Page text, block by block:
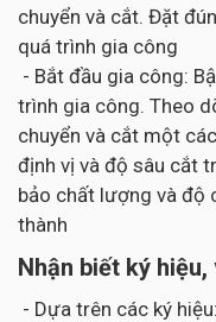
chuyển và cắt. Đặt
quá trình gia công
- Bắt đầu gia công:
trình gia công. Theo
chuyển và cắt một
định vị và độ sâu cắt
bảo chất lượng và độ
thành
Nhận biết ký
- Dựa trên các ký